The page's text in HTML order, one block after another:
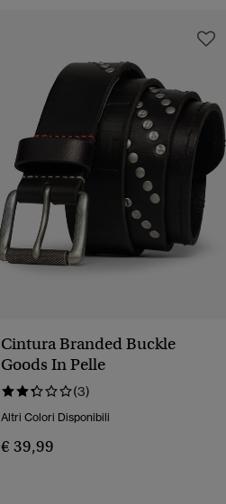
Cintura Branded Buckle
Goods In Pelle
(3)
Altri Colori Disponibili
€ 39,99